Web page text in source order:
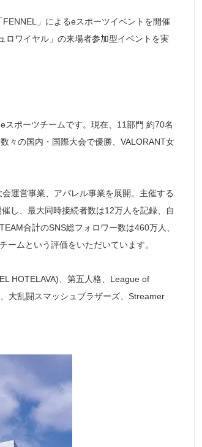
」によるeスポーツイベントを開催
ロワイヤル」の来場者参加型イベントを実
ポーツチームです。現在、11部門 約70名
々の国内・国際大会で優勝、VALORANT女
運営事業、アパレル事業を展開。主催する
し、最大同時接続者数は12万人を記録、自
合計のSNS総フォロワー数は460万人、
ムという評価をいただいています。
HOTELAVA)、第五人格、League of
大乱闘スマッシュブラザーズ、Streamer